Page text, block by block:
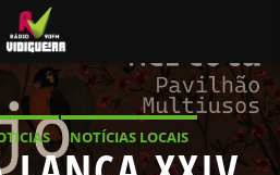
NOTÍCIAS LOCAIS